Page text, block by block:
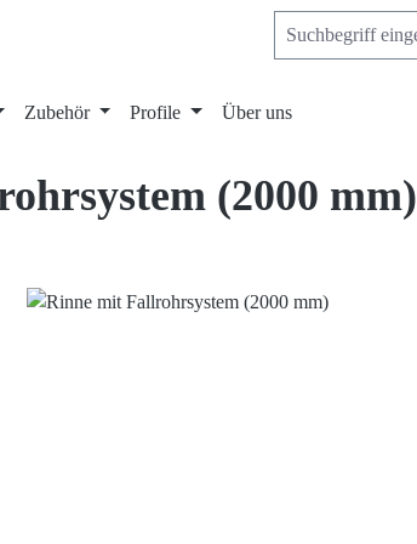
Zubehör Profile Über uns
(2000 mm)